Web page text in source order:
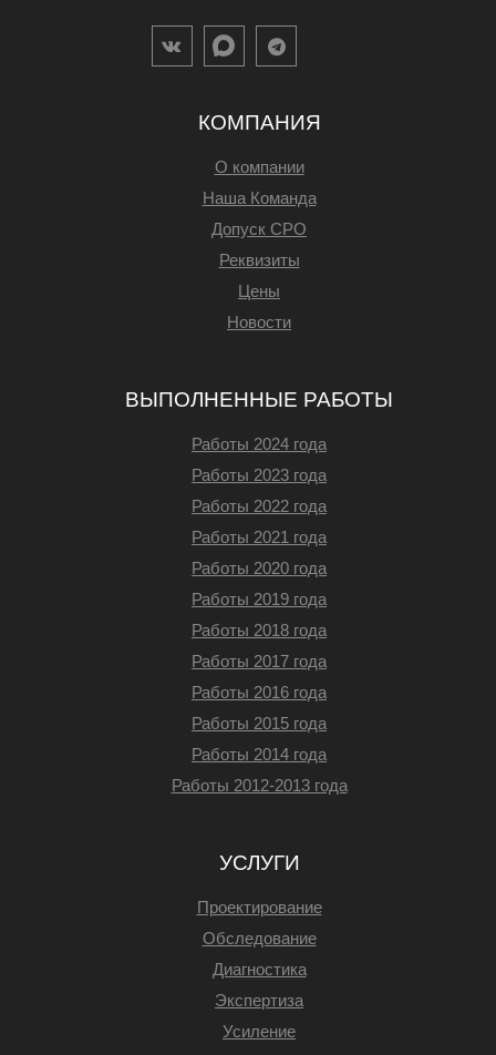
КОМПАНИЯ
О компании
Наша Команда
Допуск СРО
Реквизиты
Цены
Новости
ВЫПОЛНЕННЫЕ РАБОТЫ
Работы 2024 года
Работы 2023 года
Работы 2022 года
Работы 2021 года
Работы 2020 года
Работы 2019 года
Работы 2018 года
Работы 2017 года
Работы 2016 года
Работы 2015 года
Работы 2014 года
Работы 2012-2013 года
УСЛУГИ
Проектирование
Обследование
Диагностика
Экспертиза
Усиление